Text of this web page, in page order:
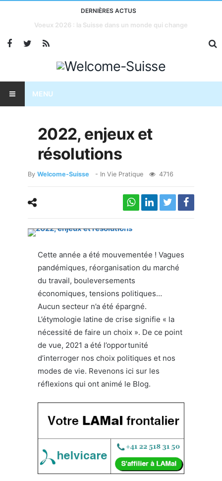
DERNIÈRES ACTUS
Taxes américaines : l’économie suisse menacée?
MENU
2022, enjeux et
résolutions
By Welcome-Suisse - In Vie Pratique 4716
Cette année a été mouvementée ! Vagues
pandémiques, réorganisation du marché
du travail, bouleversements
économiques, tensions politiques…
Aucun secteur n’a été épargné.
L’étymologie latine de crise signifie « la
nécessité de faire un choix ». De ce point
de vue, 2021 a été l’opportunité
d’interroger nos choix politiques et nos
modes de vie. Revenons ici sur les
réflexions qui ont animé le Blog.